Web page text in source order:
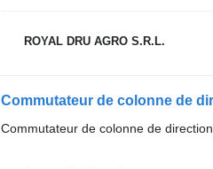
ROYAL DRU AGRO S.R.L.
Commutateur de colonne de direction